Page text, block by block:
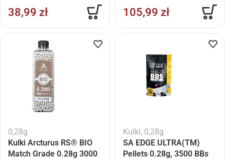
38,99 zł 105,99 zł
0,28g
Kulki Arcturus RS® BIO
Match Grade 0.28g 3000
Kulki, 0,28g
SA EDGE ULTRA(TM)
Pellets 0.28g, 3500 BBs